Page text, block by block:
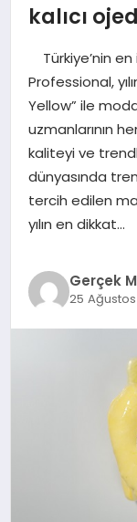
SAĞLIK
SIYASET
EKONOMI
DÜNYA
kalıcı
Türkiye’nin en
Professional,
Yellow” ile
uzmanlarının
kaliteyi ve
dünyasında
tercih edilen
yılın en dikkat…
Gerçek
25